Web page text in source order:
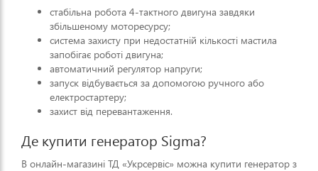
стабільна робота 4-тактного двигуна завдяки
збільшеному моторесурсу;
система захисту при недостатній кількості мастила
запобігає роботі двигуна;
автоматичний регулятор напруги;
запуск відбувається за допомогою ручного або
електростартеру;
захист від перевантаження.
Де купити генератор Sigma?
В онлайн-магазині ТД «Укрсервіс» можна купити генератор з